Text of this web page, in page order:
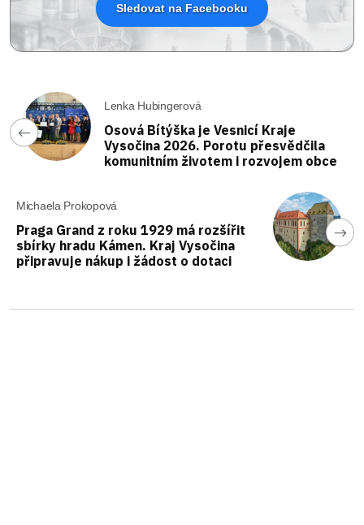
Sledovat na Facebooku
Lenka Hubingerová
Osová Bítýška je Vesnicí Kraje
Vysočina 2026. Porotu přesvědčila
komunitním životem i rozvojem obce
Michaela Prokopová
Praga Grand z roku 1929 má rozšířit
sbírky hradu Kámen. Kraj Vysočina
připravuje nákup i žádost o dotaci